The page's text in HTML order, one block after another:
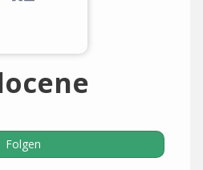
Folgen